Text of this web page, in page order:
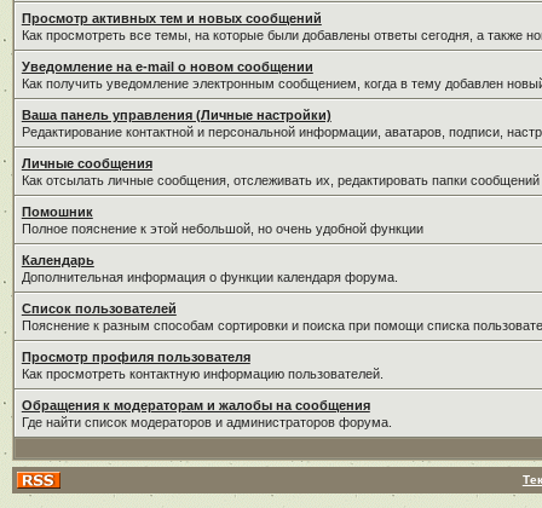
Просмотр активных тем и новых сообщений
Как просмотреть все темы, на которые были добавлены ответы сегодня, а также
Уведомление на е-mail о новом сообщении
Как получить уведомление электронным сообщением, когда в тему добавлен
Ваша панель управления (Личные настройки)
Редактирование контактной и персональной информации, аватаров, подписи,
Личные сообщения
Как отсылать личные сообщения, отслеживать их, редактировать папки
Помошник
Полное пояснение к этой небольшой, но очень удобной функции
Календарь
Дополнительная информация о функции календаря форума.
Список пользователей
Пояснение к разным способам сортировки и поиска при помощи списка
Просмотр профиля пользователя
Как просмотреть контактную информацию пользователей.
Обращения к модераторам и жалобы на сообщения
Где найти список модераторов и администраторов форума.